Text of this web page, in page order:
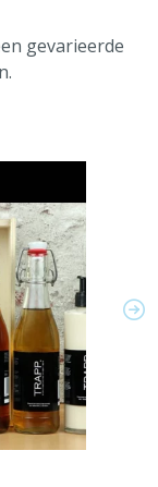
gevarieerde